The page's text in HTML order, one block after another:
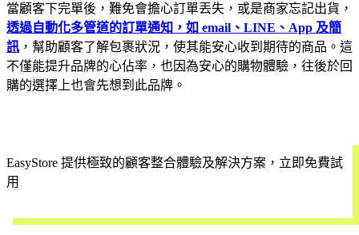
當顧客下完單後，難免會擔心訂單丟失，或是商家忘記出貨，
透過自動化多管道的訂單通知，如 email、LINE、App 及簡
訊 ，幫助顧客了解包裹狀況，使其能安心收到期待的商品。這
不僅能提升品牌的心佔率，也因為安心的購物體驗，往後於回
購的選擇上也會先想到此品牌。
EasyStore 提供極致的顧客整合體驗及解決方案，立即免費試
用